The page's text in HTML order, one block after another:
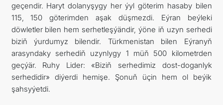
geçendir. Haryt dolanyşygy her ýyl göterim hasaby bilen
115, 150 göterimden aşak düşmezdi. Eýran beýleki
döwletler bilen hem serhetleşýändir, ýöne iň uzyn serhedi
biziň ýurdumyz bilendir. Türkmenistan bilen Eýranyň
arasyndaky serhediň uzynlygy 1 müň 500 kilometrden
geçýär. Ruhy Lider: «Biziň serhedimiz dost-doganlyk
serhedidir» diýerdi hemişe. Şonuň üçin hem ol beýik
şahsyýetdi.